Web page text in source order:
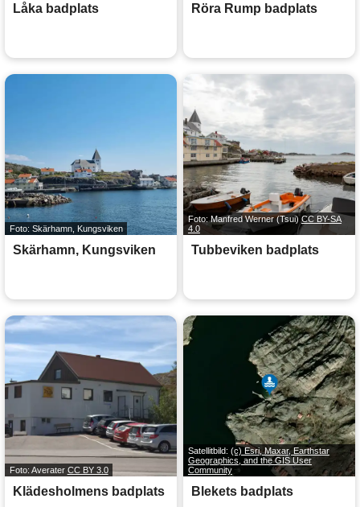
Låka badplats Röra Rump badplats
Foto: Skärhamn, Kungsviken
Skärhamn, Kungsviken
Foto: Manfred Werner (Tsui)CC BY-SA
4.0
Tubbeviken badplats
Foto: Averater CC BY 3.0
Klädesholmens badplats
Satellitbild: (c) Esri, Maxar, Earthstar
Geographics, and the GIS User
Community
Blekets badplats